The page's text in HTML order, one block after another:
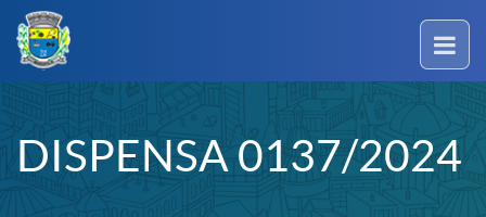
DISPENSA 0137/2024